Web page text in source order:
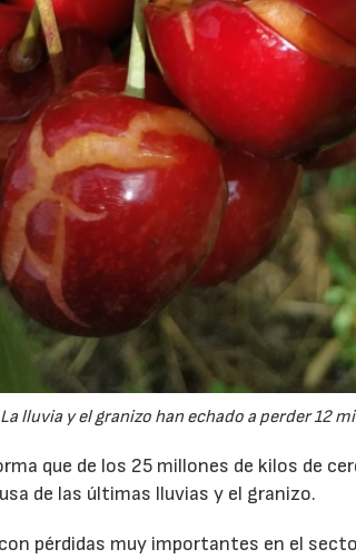
La lluvia y el granizo han echado a perder 12
que de los 25 millones de kilos de
de las últimas lluvias y el granizo.
pérdidas muy importantes en el